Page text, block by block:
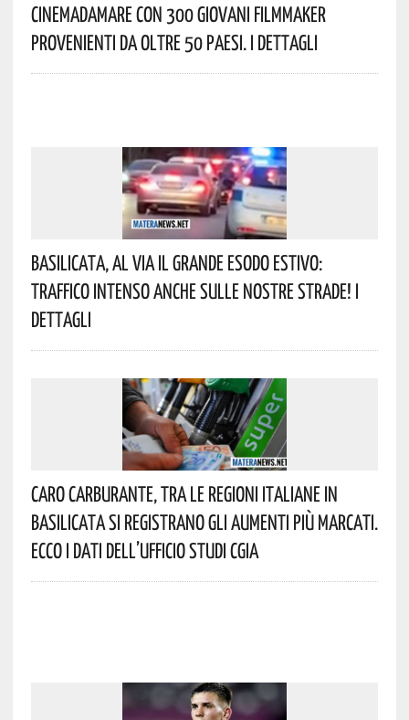
Cinemadamare Con 300 Giovani Filmmaker
Provenienti Da Oltre 50 Paesi. I Dettagli
Basilicata, Al Via Il Grande Esodo Estivo:
Traffico Intenso Anche Sulle Nostre Strade! I
Dettagli
Caro Carburante, Tra Le Regioni Italiane In
Basilicata Si Registrano Gli Aumenti Più Marcati.
Ecco I Dati Dell’Ufficio Studi CGIA